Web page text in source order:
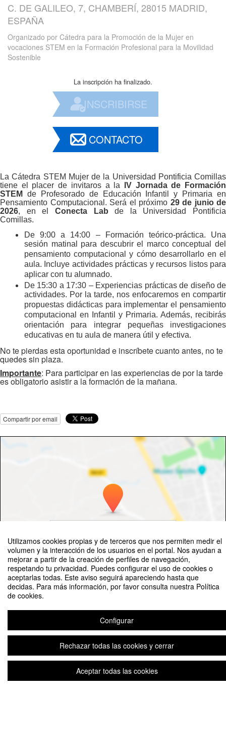
Utilizamos cookies propias y de terceros que nos permiten medir el
volumen y la interacción de los usuarios en el portal. Nos ayudan a
mejorar a partir de la creación de perfiles de navegación,
respetando tu privacidad. Puedes configurar el uso de cookies o
aceptarlas todas. Este aviso seguirá apareciendo hasta que
decidas. Para más información, por favor consulta nuestra Política
de cookies.
Configurar
Rechazar todas las cookies y cerrar
Aceptar todas las cookies
C. DE GALILEO, 7, CHAMBERÍ, 28015 MADRID,
ESPAÑA
Organizado por Cátedra para la Promoción de la Mujer en
vocaciones STEM en la Formación Profesional para la Movilidad
Sostenible
La inscripción ha finalizado.
INSCRIBIRSE
CONTACTO
La Cátedra STEM Mujer de la Universidad Pontificia Comillas
tiene el placer de invitaros a la
IV Jornada de Formación
STEM de Profesorado de Educación Infantil y Primaria en
Pensamiento Computacional. Será el próximo 29 de junio de
2026, en el Conecta Lab de la Universidad Pontificia
Comillas.
De 9:00 a 14:00 – Formación teórico-práctica. Una
sesión matinal para descubrir el marco conceptual del
pensamiento computacional y cómo desarrollarlo en el
aula. Incluye actividades prácticas y recursos listos para
aplicar con tu alumnado.
De 15:30 a 17:30 – Experiencias prácticas de diseño de
actividades. Por la tarde, nos enfocaremos en compartir
propuestas didácticas para implementar el pensamiento
computacional en Infantil y Primaria. Además, recibirás
orientación para integrar pequeñas investigaciones
educativas en tu aula de manera útil y efectiva.
No te pierdas esta oportunidad e inscríbete cuanto antes, no te
quedes sin plaza.
Importante: Para participar en las experiencias de por la tarde
es obligatorio asistir a la formación de la mañana.
Compartir por email
©OpenStreetMap Contributors
2
Apertura de inscripciones
Jun '26 14:30Cierre de inscripciones